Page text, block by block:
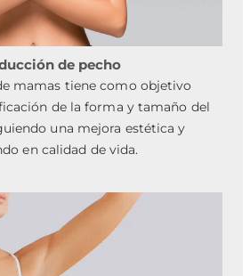
de pecho
mamas tiene como objetivo
de la forma y tamaño del
una mejora estética y
en calidad de vida.